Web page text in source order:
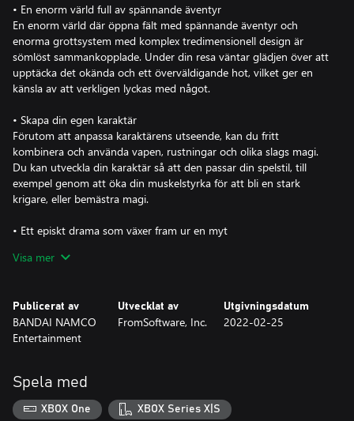
• En enorm värld full av spännande äventyr
En enorm värld där öppna fält med spännande äventyr och
enorma grottsystem med komplex tredimensionell design är
sömlöst sammankopplade. Under din resa väntar glädjen över att
upptäcka det okända och ett överväldigande hot, vilket ger en
känsla av att verkligen lyckas med något.
• Skapa din egen karaktär
Förutom att anpassa karaktärens utseende, kan du fritt
kombinera och använda vapen, rustningar och olika slags magi.
Du kan utveckla din karaktär så att den passar din spelstil, till
exempel genom att öka din muskelstyrka för att bli en stark
krigare, eller bemästra magi.
• Ett episkt drama som växer fram ur en myt
drama där karaktärernas olika tankar möts i Lands Between.
Förutom ett flerspelarläge där du direkt kan samverka med andra
spelare och färdas tillsammans, har spelet stöd för ett unikt
asynkront onlineelement där du kan känna andras närvaro.
Visa mer
Publicerat av
BANDAI NAMCO
Entertainment
Utvecklat av
FromSoftware, Inc.
Utgivningsdatum
2022-02-25
Spela med
XBOX One XBOX Series X|S